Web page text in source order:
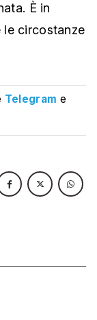
È in
le circostanze
Telegram e